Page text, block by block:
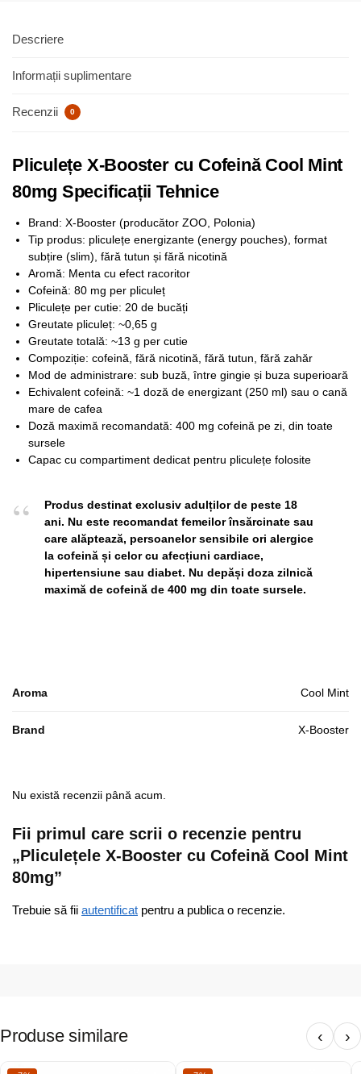
Descriere
Informații suplimentare
Recenzii 0
Pliculețe X-Booster cu Cofeină Cool Mint
80mg Specificații Tehnice
Brand: X-Booster (producător ZOO, Polonia)
Tip produs: pliculețe energizante (energy pouches), format
subțire (slim), fără tutun și fără nicotină
Aromă: Menta cu efect racoritor
Cofeină: 80 mg per pliculeț
Pliculețe per cutie: 20 de bucăți
Greutate pliculeț: ~0,65 g
Greutate totală: ~13 g per cutie
Compoziție: cofeină, fără nicotină, fără tutun, fără zahăr
Mod de administrare: sub buză, între gingie și buza superioară
Echivalent cofeină: ~1 doză de energizant (250 ml) sau o cană
mare de cafea
Doză maximă recomandată: 400 mg cofeină pe zi, din toate
sursele
Capac cu compartiment dedicat pentru pliculețe folosite
Produs destinat exclusiv adulților de peste 18
ani. Nu este recomandat femeilor însărcinate sau
care alăptează, persoanelor sensibile ori alergice
la cofeină și celor cu afecțiuni cardiace,
hipertensiune sau diabet. Nu depăși doza zilnică
maximă de cofeină de 400 mg din toate sursele.
Aroma Cool Mint
Brand X-Booster
Nu există recenzii până acum.
Fii primul care scrii o recenzie pentru
„Pliculețele X-Booster cu Cofeină Cool Mint
80mg”
Trebuie să fii autentificat pentru a publica o recenzie.
Produse similare ‹ ›